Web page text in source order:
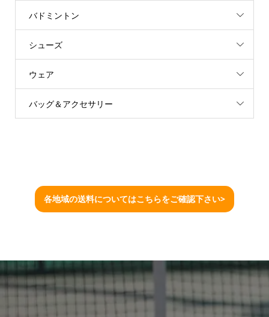
バドミントン
シューズ
ウェア
バッグ＆アクセサリー
各地域の送料についてはこちらをご確認下さい>